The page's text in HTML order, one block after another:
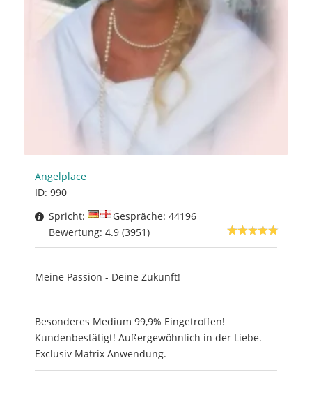
Angelplace
ID: 990
Spricht:
Gespräche: 44196
Bewertung: 4.9 (3951)
Meine Passion - Deine Zukunft!
Besonderes Medium 99,9% Eingetroffen!
Kundenbestätigt! Außergewöhnlich in der Liebe.
Exclusiv Matrix Anwendung.